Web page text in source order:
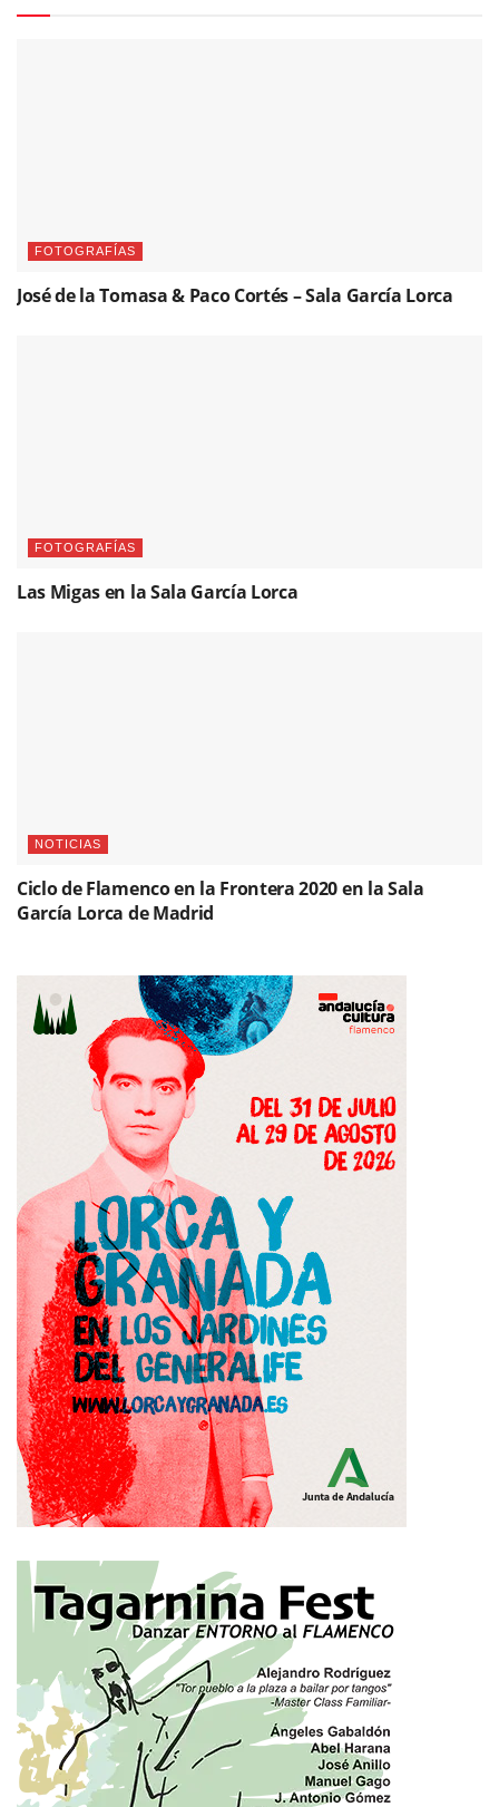
FOTOGRAFÍAS
José de la Tomasa & Paco Cortés – Sala García Lorca
FOTOGRAFÍAS
Las Migas en la Sala García Lorca
NOTICIAS
Ciclo de Flamenco en la Frontera 2020 en la Sala
García Lorca de Madrid